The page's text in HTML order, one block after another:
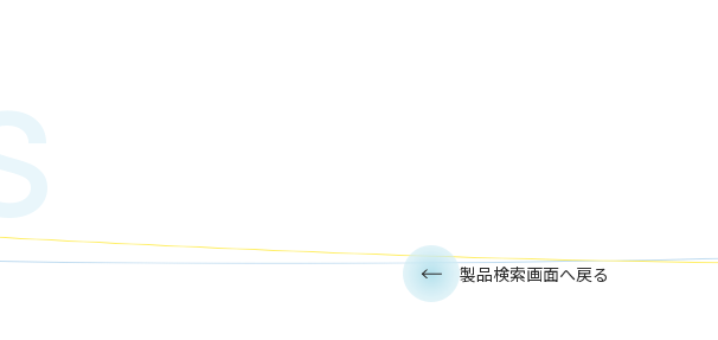
製品検索画面へ戻る